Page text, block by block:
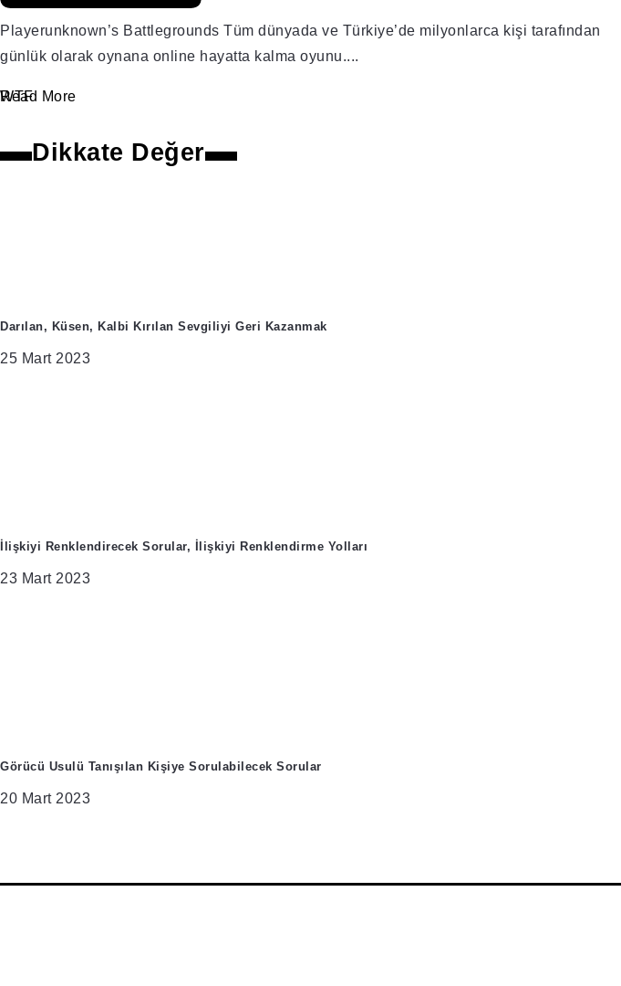
WTF
Playerunknown’s Battlegrounds Tüm dünyada ve Türkiye’de milyonlarca kişi tarafından
günlük olarak oynana online hayatta kalma oyunu....
Read More
Dikkate Değer
Darılan, Küsen, Kalbi Kırılan Sevgiliyi Geri Kazanmak
25 Mart 2023
İlişkiyi Renklendirecek Sorular, İlişkiyi Renklendirme Yolları
23 Mart 2023
Görücü Usulü Tanışılan Kişiye Sorulabilecek Sorular
20 Mart 2023